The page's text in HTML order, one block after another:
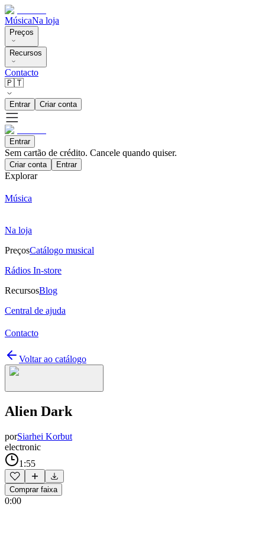
MúsicaNa loja
Preços
Recursos
Contacto
🇵🇹
Entrar Criar conta
Entrar
Sem cartão de crédito. Cancele quando quiser.
Criar conta Entrar
Explorar
Música
Na loja
PreçosCatálogo musical
Rádios In-store
RecursosBlog
Central de ajuda
Contacto
Voltar ao catálogo
Alien Dark
porSiarhei Korbut
electronic
1:55
Comprar faixa
0:00